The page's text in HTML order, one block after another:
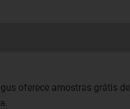
oferece amostras grátis de